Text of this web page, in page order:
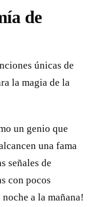
de
únicas de
la magia de la
un genio que
una fama
señales de
con pocos
a la mañana!